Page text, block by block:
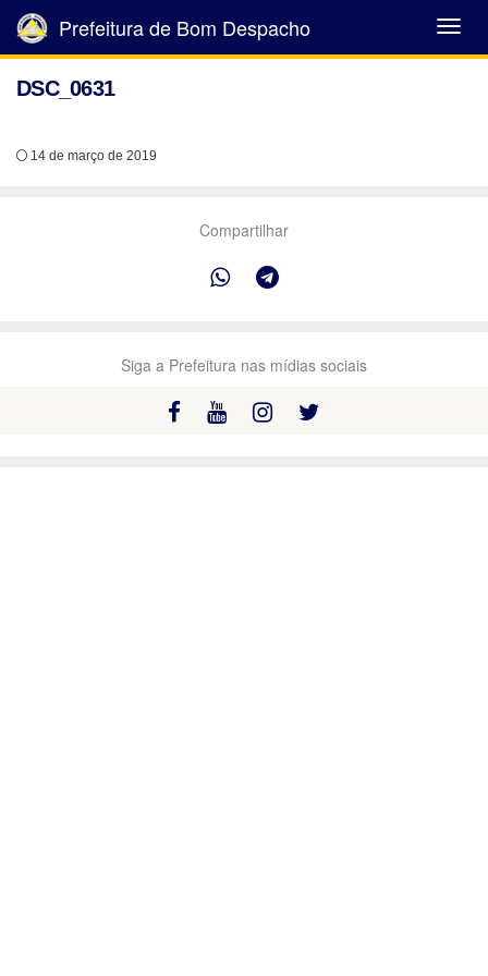
Abrir
Menu
Prefeitura de Bom Despacho
DSC_0631
14 de março de 2019
Compartilhar
Siga a Prefeitura nas mídias sociais